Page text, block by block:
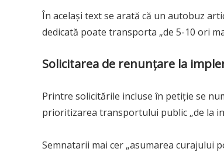
În același text se arată că un autobuz
dedicată poate transporta „de 5-10 ori
Solicitarea de renunțare la
Printre solicitările incluse în petiție se
prioritizarea transportului public „de la
Semnatarii mai cer „asumarea curajului